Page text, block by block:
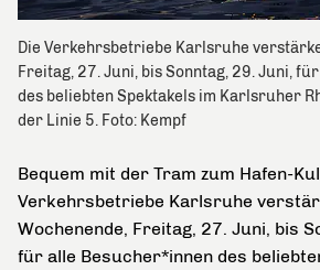
Die Verkehrsbetriebe Karlsruhe
Freitag, 27. Juni, bis Sonntag, 29. Juni,
des beliebten Spektakels im Karlsruher
der Linie 5. Foto: Kempf
Bequem mit der Tram zum Hafen-
Verkehrsbetriebe Karlsruhe
Wochenende, Freitag, 27. Juni, bis
für alle Besucher*innen des